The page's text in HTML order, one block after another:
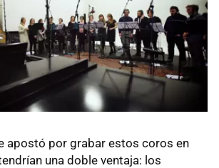
apostó por grabar estos coros en
una doble ventaja: los